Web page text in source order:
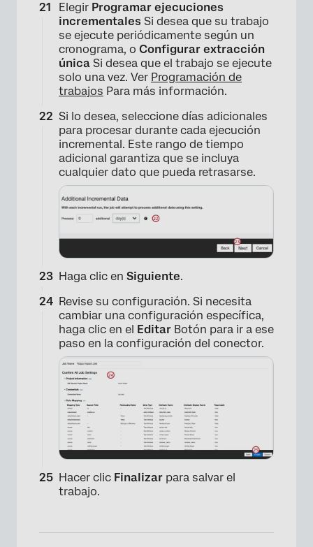
×
×
Elegir Programar ejecuciones
incrementales Si desea que su trabajo
se ejecute periódicamente según un
cronograma, o Configurar extracción
única Si desea que el trabajo se ejecute
solo una vez. Ver Programación de
trabajos Para más información.
Si lo desea, seleccione días adicionales
para procesar durante cada ejecución
incremental. Este rango de tiempo
adicional garantiza que se incluya
cualquier dato que pueda retrasarse.
Haga clic en Siguiente.
Revise su configuración. Si necesita
cambiar una configuración específica,
haga clic en el Editar Botón para ir a ese
paso en la configuración del conector.
Hacer clic Finalizar para salvar el
trabajo.